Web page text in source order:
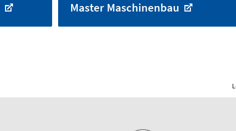
Master Maschinenbau